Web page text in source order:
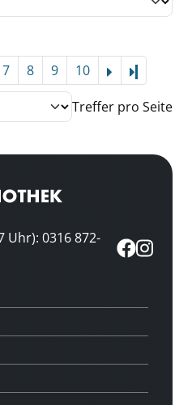
7 8 9 10
Treffer pro Seite
Uhr): 0316 872-